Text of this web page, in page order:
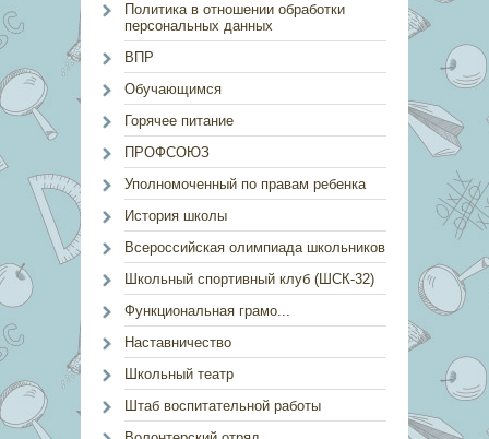
Политика в отношении обработки
персональных данных
ВПР
Обучающимся
Горячее питание
ПРОФСОЮЗ
Уполномоченный по правам ребенка
История школы
Всероссийская олимпиада школьников
Школьный спортивный клуб (ШСК-32)
Функциональная грамо...
Наставничество
Школьный театр
Штаб воспитательной работы